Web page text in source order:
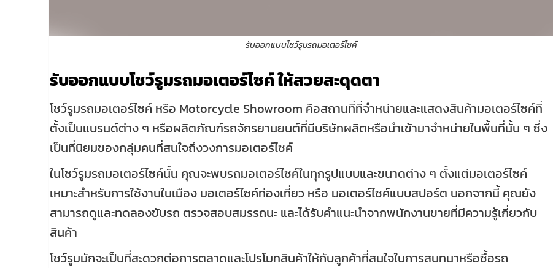
รับออกแบบโชว์รูมรถมอเตอร์ไซค์
รับออกแบบโชว์รูมรถมอเตอร์ไซค์ ให้สวยสะดุดตา
โชว์รูมรถมอเตอร์ไซค์ หรือ Motorcycle Showroom คือสถานที่ที่จำหน่ายและแสดงสินค้ามอเตอร์ไซค์ที่
ตั้งเป็นแบรนด์ต่าง ๆ หรือผลิตภัณฑ์รถจักรยานยนต์ที่มีบริษัทผลิตหรือนำเข้ามาจำหน่ายในพื้นที่นั้น ๆ ซึ่ง
เป็นที่นิยมของกลุ่มคนที่สนใจถึงวงการมอเตอร์ไซค์
ในโชว์รูมรถมอเตอร์ไซค์นั้น คุณจะพบรถมอเตอร์ไซค์ในทุกรูปแบบและขนาดต่าง ๆ ตั้งแต่มอเตอร์ไซค์
เหมาะสำหรับการใช้งานในเมือง มอเตอร์ไซค์ท่องเที่ยว หรือ มอเตอร์ไซค์แบบสปอร์ต นอกจากนี้ คุณยัง
สามารถดูและทดลองขับรถ ตรวจสอบสมรรถนะ และได้รับคำแนะนำจากพนักงานขายที่มีความรู้เกี่ยวกับ
สินค้า
โชว์รูมมักจะเป็นที่สะดวกต่อการตลาดและโปรโมทสินค้าให้กับลูกค้าที่สนใจในการสนทนาหรือซื้อรถ